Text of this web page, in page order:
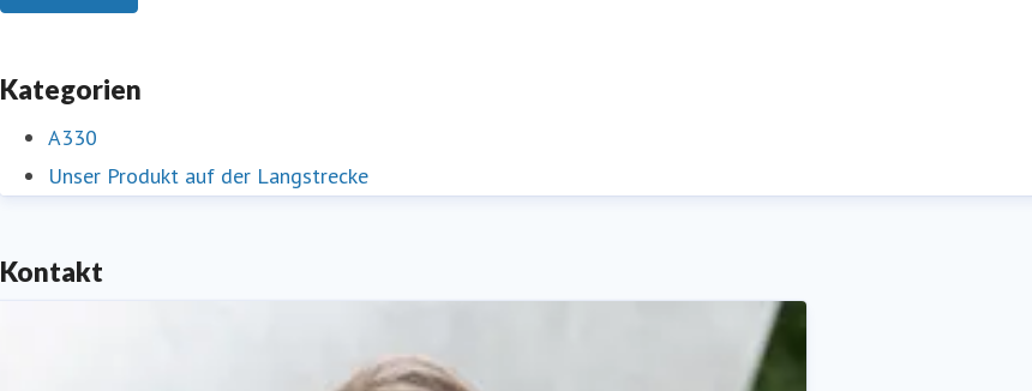
Kategorien
A330
Unser Produkt auf der Langstrecke
Kontakt